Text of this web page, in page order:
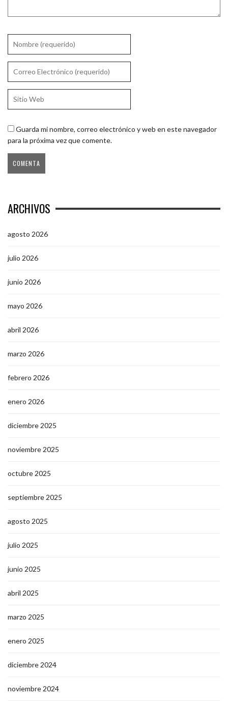
Guarda mi nombre, correo electrónico y web en este navegador
para la próxima vez que comente.
ARCHIVOS
agosto 2026
julio 2026
junio 2026
mayo 2026
abril 2026
marzo 2026
febrero 2026
enero 2026
diciembre 2025
noviembre 2025
octubre 2025
septiembre 2025
agosto 2025
julio 2025
junio 2025
abril 2025
marzo 2025
enero 2025
diciembre 2024
noviembre 2024